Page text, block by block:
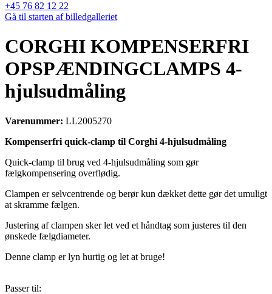
+45 76 82 12 22
Gå til starten af billedgalleriet
CORGHI KOMPENSERFRI
OPSPÆNDINGCLAMPS 4-
hjulsudmåling
Varenummer: LL2005270
Kompenserfri quick-clamp til Corghi 4-hjulsudmåling
Quick-clamp til brug ved 4-hjulsudmåling som gør
fælgkompensering overflødig.
Clampen er selvcentrende og berør kun dækket dette gør det umuligt
at skramme fælgen.
Justering af clampen sker let ved et håndtag som justeres til den
ønskede fælgdiameter.
Denne clamp er lyn hurtig og let at bruge!
Passer til: